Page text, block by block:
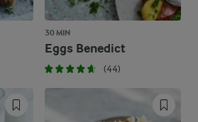
30 MIN
Eggs Benedict
(44)